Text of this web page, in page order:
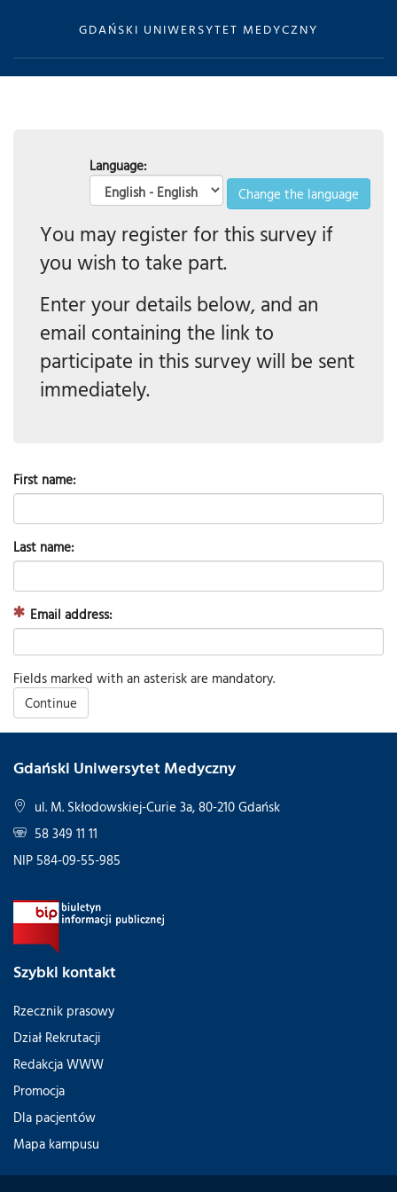
GDAŃSKI UNIWERSYTET MEDYCZNY
Language:
Change the language
You may register for this survey if
you wish to take part.
Enter your details below, and an
email containing the link to
participate in this survey will be sent
immediately.
First name:
Last name:
Email address:(Mandatory)
Fields marked with an asterisk are mandatory.
Continue
Gdański Uniwersytet Medyczny
ul. M. Skłodowskiej-Curie 3a, 80-210 Gdańsk
58 349 11 11
NIP 584-09-55-985
Szybki kontakt
Rzecznik prasowy
Dział Rekrutacji
Redakcja WWW
Promocja
Dla pacjentów
Mapa kampusu